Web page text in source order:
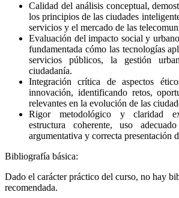
Calidad del análisis conceptual,
los principios de las ciudades
servicios y el mercado de las
Evaluación del impacto social y
fundamentada cómo las tecnologías
servicios públicos, la gestión
ciudadanía.
Integración crítica de aspectos
innovación, identificando retos,
relevantes en la evolución de las
Rigor metodológico y claridad
estructura coherente, uso
argumentativa y correcta presentación
Bibliografía básica:
Dado el carácter práctico del curso, no hay
recomendada.